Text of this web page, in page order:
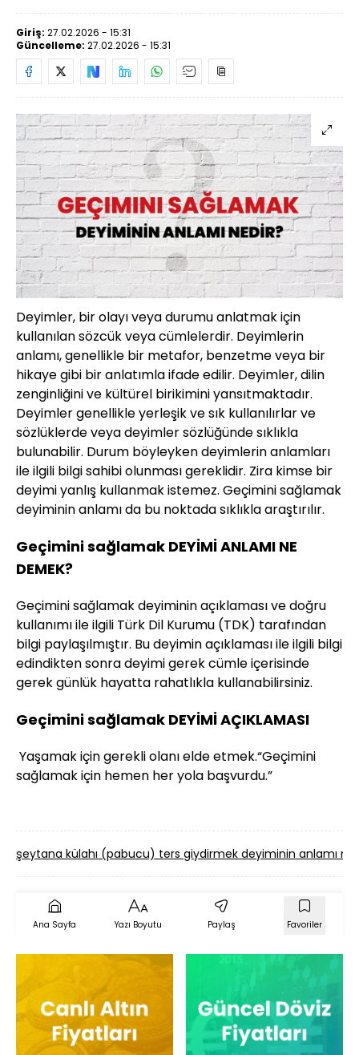
Giriş: 27.02.2026 - 15:31
Güncelleme: 27.02.2026 - 15:31
Deyimler, bir olayı veya durumu anlatmak için
kullanılan sözcük veya cümlelerdir. Deyimlerin
anlamı, genellikle bir metafor, benzetme veya bir
hikaye gibi bir anlatımla ifade edilir. Deyimler, dilin
zenginliğini ve kültürel birikimini yansıtmaktadır.
Deyimler genellikle yerleşik ve sık kullanılırlar ve
sözlüklerde veya deyimler sözlüğünde sıklıkla
bulunabilir. Durum böyleyken deyimlerin anlamları
ile ilgili bilgi sahibi olunması gereklidir. Zira kimse bir
deyimi yanlış kullanmak istemez. Geçimini sağlamak
deyiminin anlamı da bu noktada sıklıkla araştırılır.
Geçimini sağlamak DEYİMİ ANLAMI NE
DEMEK?
Geçimini sağlamak deyiminin açıklaması ve doğru
kullanımı ile ilgili Türk Dil Kurumu (TDK) tarafından
bilgi paylaşılmıştır. Bu deyimin açıklaması ile ilgili bilgi
edindikten sonra deyimi gerek cümle içerisinde
gerek günlük hayatta rahatlıkla kullanabilirsiniz.
Geçimini sağlamak DEYİMİ AÇIKLAMASI
Yaşamak için gerekli olanı elde etmek.“Geçimini
sağlamak için hemen her yola başvurdu.”
şeytana külahı (pabucu) ters giydirmek deyiminin anlamı
Ana Sayfa Yazı Boyutu Paylaş Favoriler